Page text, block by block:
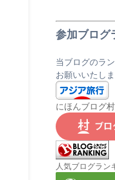
参加ブログ
当ブログのラ
お願いいたし
にほんブログ村
人気ブログラン